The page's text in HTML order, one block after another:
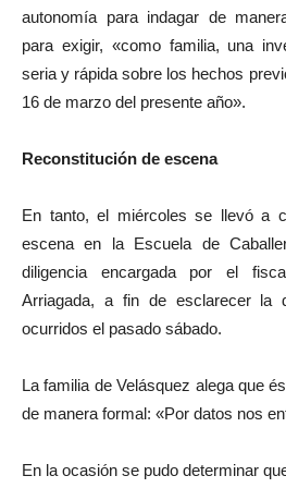
autonomía para indagar de
para exigir, «como familia, una
seria y rápida sobre los hechos
16 de marzo del presente año».
Reconstitución de escena
En tanto, el miércoles se llevó a
escena en la Escuela de
diligencia encargada por el
Arriagada, a fin de esclarecer la
ocurridos el pasado sábado.
La familia de Velásquez alega que
de manera formal: «Por datos nos
En la ocasión se pudo determinar